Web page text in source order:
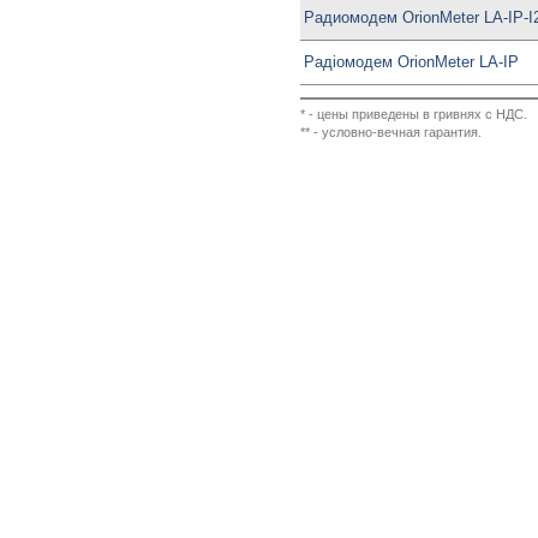
Радиомодем OrionMeter LA-IP-
Радіомодем OrionMeter LA-IP
* - цены приведены в гривнях с НДС.
** - условно-вечная гарантия.